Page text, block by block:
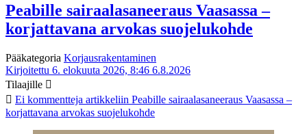
Peabille sairaalasaneeraus Vaasassa –
korjattavana arvokas suojelukohde
Pääkategoria Korjausrakentaminen
Kirjoitettu 6. elokuuta 2026, 8:46 6.8.2026
Tilaajille
Ei kommentteja artikkeliin Peabille sairaalasaneeraus Vaasassa –
korjattavana arvokas suojelukohde